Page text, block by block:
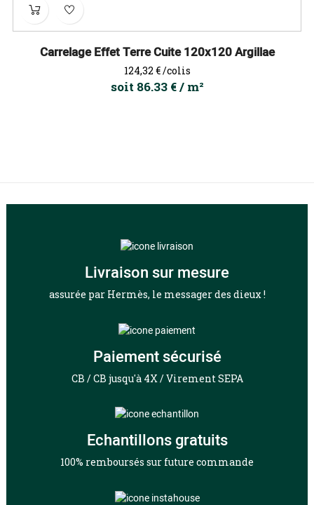
Carrelage Effet Terre Cuite 120x120 Argillae
Prix
124,32 €/colis
soit 86.33 € / m²
Livraison sur mesure
assurée par Hermès, le messager des dieux !
Paiement sécurisé
CB / CB jusqu'à 4X / Virement SEPA
Echantillons gratuits
100% remboursés sur future commande